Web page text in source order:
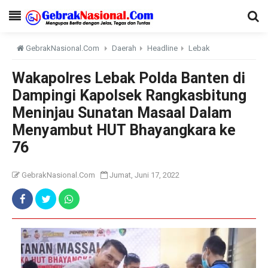
GebrakNasional.Com Daerah Headline Lebak
Wakapolres Lebak Polda Banten di
Dampingi Kapolsek Rangkasbitung
Meninjau Sunatan Masaal Dalam
Menyambut HUT Bhayangkara ke
76
GebrakNasional.Com Jumat, Juni 17, 2022